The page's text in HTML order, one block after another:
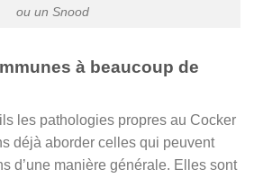
ou un Snood
à beaucoup de
les pathologies propres au Cocker
déjà aborder celles qui peuvent
d’une manière générale. Elles sont